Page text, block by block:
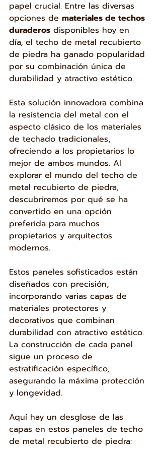
papel crucial. Entre las diversas
opciones de materiales de techos
duraderos disponibles hoy en
día, el techo de metal recubierto
de piedra ha ganado popularidad
por su combinación única de
durabilidad y atractivo estético.
Esta solución innovadora combina
la resistencia del metal con el
aspecto clásico de los materiales
de techado tradicionales,
ofreciendo a los propietarios lo
mejor de ambos mundos. Al
explorar el mundo del techo de
metal recubierto de piedra,
descubriremos por qué se ha
convertido en una opción
preferida para muchos
propietarios y arquitectos
modernos.
Estos paneles sofisticados están
diseñados con precisión,
incorporando varias capas de
materiales protectores y
decorativos que combinan
durabilidad con atractivo estético.
La construcción de cada panel
sigue un proceso de
estratificación específico,
asegurando la máxima protección
y longevidad.
Aquí hay un desglose de las
capas en estos paneles de techo
de metal recubierto de piedra: